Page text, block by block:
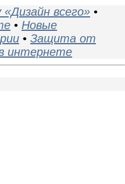
всего» •
• Новые
• Защита от
интернете